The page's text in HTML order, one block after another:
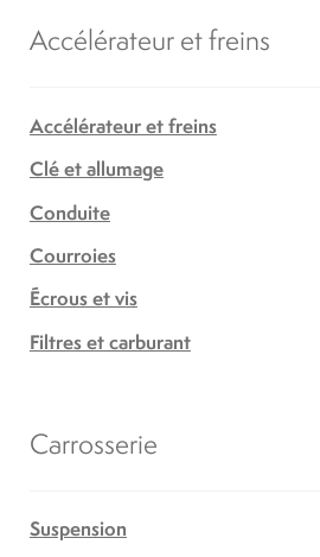
Accélérateur et freins
Accélérateur et freins
Clé et allumage
Conduite
Courroies
Écrous et vis
Filtres et carburant
Carrosserie
Suspension